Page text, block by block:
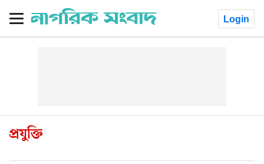
Login
প্রযুক্তি